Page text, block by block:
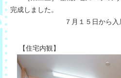
完成しました。
７月１５日から入居が
【住宅内観】